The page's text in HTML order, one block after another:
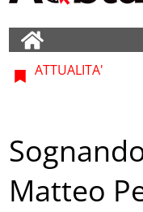
ATTUALITA'
Matteo